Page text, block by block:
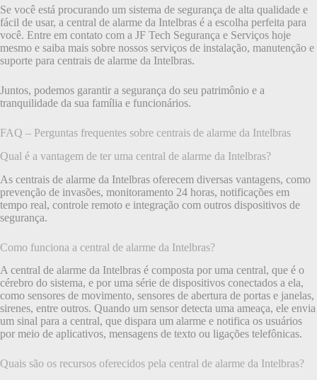
Se você está procurando um sistema de segurança de alta qualidade e
fácil de usar, a central de alarme da Intelbras é a escolha perfeita para
você. Entre em contato com a JF Tech Segurança e Serviços hoje
mesmo e saiba mais sobre nossos serviços de instalação, manutenção e
suporte para centrais de alarme da Intelbras.
Juntos, podemos garantir a segurança do seu patrimônio e a
tranquilidade da sua família e funcionários.
FAQ – Perguntas frequentes sobre centrais de alarme da Intelbras
Qual é a vantagem de ter uma central de alarme da Intelbras?
As centrais de alarme da Intelbras oferecem diversas vantagens, como
prevenção de invasões, monitoramento 24 horas, notificações em
tempo real, controle remoto e integração com outros dispositivos de
segurança.
Como funciona a central de alarme da Intelbras?
A central de alarme da Intelbras é composta por uma central, que é o
cérebro do sistema, e por uma série de dispositivos conectados a ela,
como sensores de movimento, sensores de abertura de portas e janelas,
sirenes, entre outros. Quando um sensor detecta uma ameaça, ele envia
um sinal para a central, que dispara um alarme e notifica os usuários
por meio de aplicativos, mensagens de texto ou ligações telefônicas.
Quais são os recursos oferecidos pela central de alarme da Intelbras?